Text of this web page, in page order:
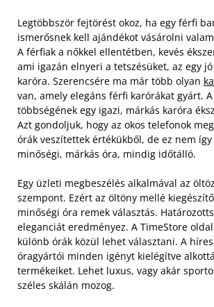
Legtöbbször fejtörést okoz, ha egy férfi
ismerősnek kell ajándékot vásárolni
A férfiak a nőkkel ellentétben, kevés
ami igazán elnyeri a tetszésüket, az egy
karóra. Szerencsére ma már több olyan
van, amely elegáns férfi karórákat gyárt.
többségének egy igazi, márkás karóra
Azt gondoljuk, hogy az okos telefonok
órák veszítettek értékükből, de ez nem
minőségi, márkás óra, mindig időtálló.
Egy üzleti megbeszélés alkalmával az
szempont. Ezért az öltöny mellé
minőségi óra remek választás.
eleganciát eredményez. A TimeStore
különb órák közül lehet választani. A
óragyártói minden igényt kielégítve
termékeiket. Lehet luxus, vagy akár
széles skálán mozog.